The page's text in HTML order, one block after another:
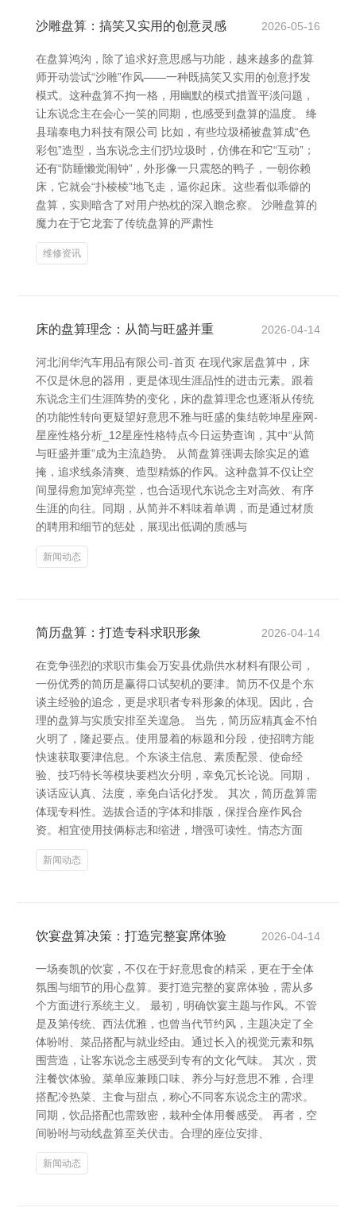
沙雕盘算：搞笑又实用的创意灵感 2026-05-16
在盘算鸿沟，除了追求好意思感与功能，越来越多的盘算
师开动尝试“沙雕”作风——一种既搞笑又实用的创意抒发
模式。这种盘算不拘一格，用幽默的模式措置平淡问题，
让东说念主在会心一笑的同期，也感受到盘算的温度。 绛
县瑞泰电力科技有限公司 比如，有些垃圾桶被盘算成“色
彩包”造型，当东说念主们扔垃圾时，仿佛在和它“互动”；
还有“防睡懒觉闹钟”，外形像一只震怒的鸭子，一朝你赖
床，它就会“扑棱棱”地飞走，逼你起床。这些看似乖僻的
盘算，实则暗含了对用户热枕的深入瞻念察。 沙雕盘算的
魔力在于它龙套了传统盘算的严肃性
维修资讯
床的盘算理念：从简与旺盛并重 2026-04-14
河北润华汽车用品有限公司-首页 在现代家居盘算中，床
不仅是休息的器用，更是体现生涯品性的进击元素。跟着
东说念主们生涯阵势的变化，床的盘算理念也逐渐从传统
的功能性转向更疑望好意思不雅与旺盛的集结乾坤星座网-
星座性格分析_12星座性格特点今日运势查询，其中“从简
与旺盛并重”成为主流趋势。 从简盘算强调去除实足的遮
掩，追求线条清爽、造型精炼的作风。这种盘算不仅让空
间显得愈加宽绰亮堂，也合适现代东说念主对高效、有序
生涯的向往。同期，从简并不料味着单调，而是通过材质
的聘用和细节的惩处，展现出低调的质感与
新闻动态
简历盘算：打造专科求职形象 2026-04-14
在竞争强烈的求职市集会万安县优鼎供水材料有限公司，
一份优秀的简历是赢得口试契机的要津。简历不仅是个东
谈主经验的追念，更是求职者专科形象的体现。因此，合
理的盘算与实质安排至关遑急。 当先，简历应精真金不怕
火明了，隆起要点。使用显着的标题和分段，使招聘方能
快速获取要津信息。个东谈主信息、素质配景、使命经
验、技巧特长等模块要档次分明，幸免冗长论说。同期，
谈话应认真、法度，幸免白话化抒发。 其次，简历盘算需
体现专科性。选拔合适的字体和排版，保捏合座作风合
资。相宜使用技俩标志和缩进，增强可读性。情态方面
新闻动态
饮宴盘算决策：打造完整宴席体验 2026-04-14
一场奏凯的饮宴，不仅在于好意思食的精采，更在于全体
氛围与细节的用心盘算。要打造完整的宴席体验，需从多
个方面进行系统主义。 最初，明确饮宴主题与作风。不管
是及第传统、西法优雅，也曾当代节约风，主题决定了全
体吩咐、菜品搭配与就业经由。通过长入的视觉元素和氛
围营造，让客东说念主感受到专有的文化气味。 其次，贯
注餐饮体验。菜单应兼顾口味、养分与好意思不雅，合理
搭配冷热菜、主食与甜点，称心不同客东说念主的需求。
同期，饮品搭配也需致密，栽种全体用餐感受。 再者，空
间吩咐与动线盘算至关伏击。合理的座位安排、
新闻动态